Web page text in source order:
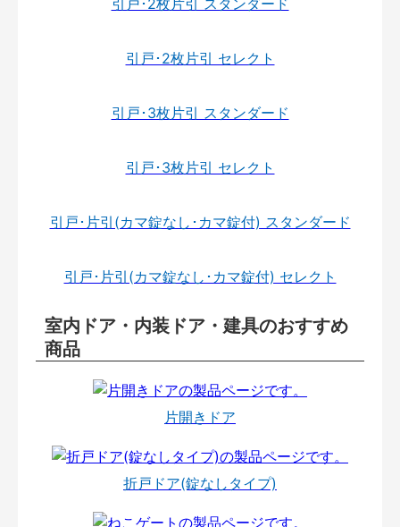
引戸･2枚片引 セレクト
引戸･3枚片引 スタンダード
引戸･3枚片引 セレクト
引戸･片引(カマ錠なし･カマ錠付) スタンダード
引戸･片引(カマ錠なし･カマ錠付) セレクト
室内ドア・内装ドア・建具のおすすめ
商品
片開きドア
折戸ドア(錠なしタイプ)